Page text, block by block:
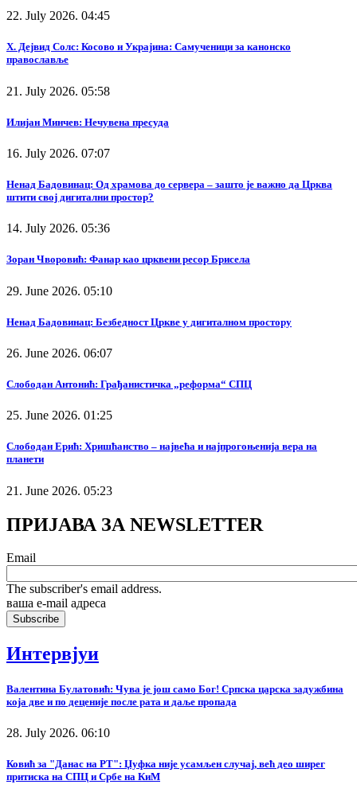
22. July 2026. 04:45
Х. Дејвид Солс: Косово и Украјина: Самученици за канонско
православље
21. July 2026. 05:58
Илијан Минчев: Нечувена пресуда
16. July 2026. 07:07
Ненад Бадовинац: Од храмова до сервера – зашто је важно да Црква
штити свој дигитални простор?
14. July 2026. 05:36
Зоран Чворовић: Фанар као црквени ресор Брисела
29. June 2026. 05:10
Ненад Бадовинац: Безбедност Цркве у дигиталном простору
26. June 2026. 06:07
Слободан Антонић: Грађанистичка „реформа“ СПЦ
25. June 2026. 01:25
Слободан Ерић: Хришћанство – највећа и најпрогоњенија вера на
планети
21. June 2026. 05:23
ПРИЈАВА ЗА NEWSLETTER
Email
The subscriber's email address.
ваша е-mail адреса
Интервјуи
Валентина Булатовић: Чува је још само Бог! Српска царска задужбина
која две и по деценије после рата и даље пропада
28. July 2026. 06:10
Ковић за "Данас на РТ": Џуфка није усамљен случај, већ део ширег
притиска на СПЦ и Србе на КиМ